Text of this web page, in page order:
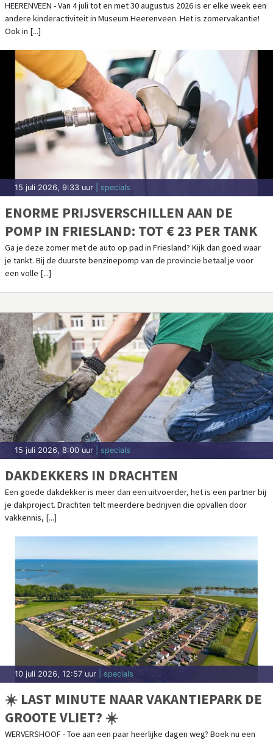
AUGUSTUS 2026
HEERENVEEN - Van 4 juli tot en met 30 augustus 2026 is er elke week een
andere kinderactiviteit in Museum Heerenveen. Het is zomervakantie!
Ook in [...]
15 juli 2026, 9:33 uur | specials
ENORME PRIJSVERSCHILLEN AAN DE
POMP IN FRIESLAND: TOT € 23 PER TANK
Ga je deze zomer met de auto op pad in Friesland? Kijk dan goed waar
je tankt. Bij de duurste benzinepomp van de provincie betaal je voor
een volle [...]
15 juli 2026, 8:00 uur | specials
DAKDEKKERS IN DRACHTEN
Een goede dakdekker is meer dan een uitvoerder, het is een partner bij
je dakproject. Drachten telt meerdere bedrijven die opvallen door
vakkennis, [...]
10 juli 2026, 12:57 uur | specials
☀️ LAST MINUTE NAAR VAKANTIEPARK DE
GROOTE VLIET? ☀️
WERVERSHOOF - Toe aan een paar heerlijke dagen weg? Boek nu een